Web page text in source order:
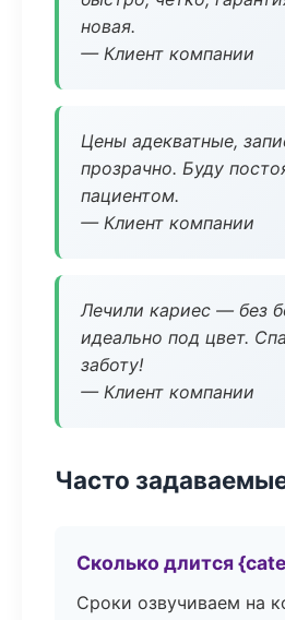
новая.
— Клиент компании
Цены адекватные,
прозрачно. Буду
пациентом.
— Клиент компании
Лечили кариес — без
идеально под цвет.
заботу!
— Клиент компании
Часто
Сколько длится
Сроки озвучиваем на